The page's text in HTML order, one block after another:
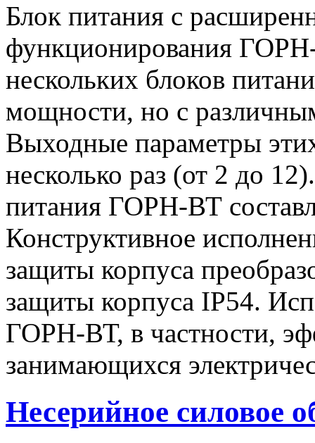
Блок питания с
функционирования
нескольких блоков
мощности, но с
Выходные параметры
несколько раз (от 2 до
питания ГОРН-ВТ
Конструктивное
защиты корпуса
защиты корпуса IP54.
ГОРН-ВТ, в частности,
занимающихся
Несерийное силовое